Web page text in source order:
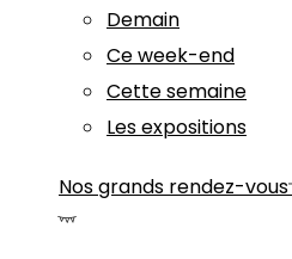
Demain
Ce week-end
Cette semaine
Les expositions
Nos grands rendez-vous